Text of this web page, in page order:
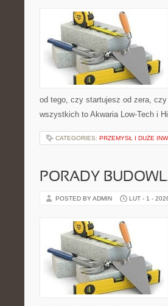
od tego, czy startujesz od zera,
wszystkich to Akwaria Low-Tech i
CATEGORIES: PRZEMYSŁ I DUŻE
PORADY
POSTED BY ADMIN LUT - 1 -